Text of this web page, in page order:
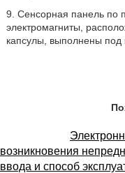
9. Сенсорная панель по
электромагниты,
капсулы, выполнены под
возникновения
ввода и способ